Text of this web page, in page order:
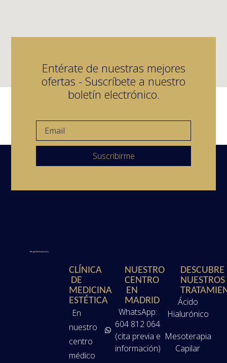
Entérate de nuestras mejores
ofertas - Suscríbete a nuestro
boletín electrónico.
Suscribirme
CLÍNICA
DE
MEDICINA
ESTÉTICA
En
nuestro
centro
médico
NUESTRO
CENTRO
EN
MADRID
WhatsApp:
604 812 064
(cita previa e
información)
DESCUBRE
NUESTROS
Ácido
Hialurónico
Mesoterapia
Capilar